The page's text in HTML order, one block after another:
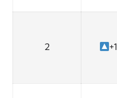
2 +1